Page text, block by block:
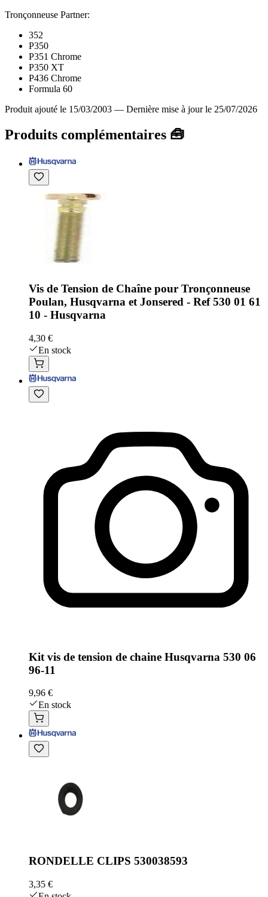
Tronçonneuse Partner:
352
P350
P351 Chrome
P350 XT
P436 Chrome
Formula 60
Produit ajouté le 15/03/2003 — Dernière mise à jour le 25/07/2026
Produits complémentaires 🧰
Vis de Tension de Chaîne pour Tronçonneuse
Poulan, Husqvarna et Jonsered - Ref 530 01 61
10 - Husqvarna
4,30 €
En stock
Kit vis de tension de chaine Husqvarna 530 06
96-11
9,96 €
En stock
RONDELLE CLIPS 530038593
3,35 €